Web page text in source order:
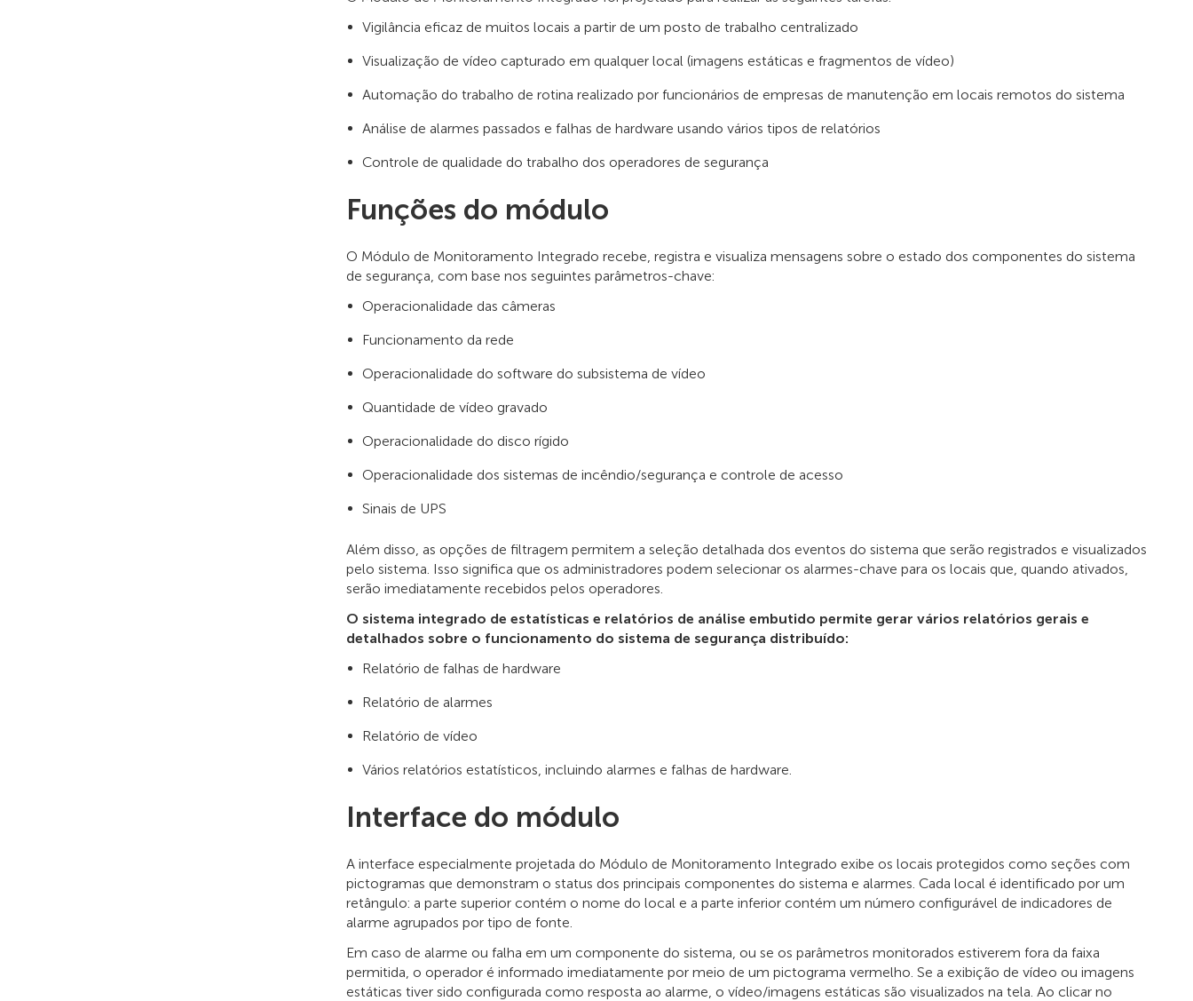
Vigilância eficaz de muitos locais a partir de um posto de trabalho centralizado
Visualização de vídeo capturado em qualquer local (imagens estáticas e fragmentos de vídeo)
Automação do trabalho de rotina realizado por funcionários de empresas de manutenção em locais remotos do sistema
Análise de alarmes passados e falhas de hardware usando vários tipos de relatórios
Controle de qualidade do trabalho dos operadores de segurança
Funções do módulo
O Módulo de Monitoramento Integrado recebe, registra e visualiza mensagens sobre o estado dos componentes do sistema
de segurança, com base nos seguintes parâmetros-chave:
Operacionalidade das câmeras
Funcionamento da rede
Operacionalidade do software do subsistema de vídeo
Quantidade de vídeo gravado
Operacionalidade do disco rígido
Operacionalidade dos sistemas de incêndio/segurança e controle de acesso
Sinais de UPS
Além disso, as opções de filtragem permitem a seleção detalhada dos eventos do sistema que serão registrados e visualizados
pelo sistema. Isso significa que os administradores podem selecionar os alarmes-chave para os locais que, quando ativados,
serão imediatamente recebidos pelos operadores.
O sistema integrado de estatísticas e relatórios de análise embutido permite gerar vários relatórios gerais e
detalhados sobre o funcionamento do sistema de segurança distribuído:
Relatório de falhas de hardware
Relatório de alarmes
Relatório de vídeo
Vários relatórios estatísticos, incluindo alarmes e falhas de hardware.
Interface do módulo
A interface especialmente projetada do Módulo de Monitoramento Integrado exibe os locais protegidos como seções com
pictogramas que demonstram o status dos principais componentes do sistema e alarmes. Cada local é identificado por um
retângulo: a parte superior contém o nome do local e a parte inferior contém um número configurável de indicadores de
alarme agrupados por tipo de fonte.
Em caso de alarme ou falha em um componente do sistema, ou se os parâmetros monitorados estiverem fora da faixa
permitida, o operador é informado imediatamente por meio de um pictograma vermelho. Se a exibição de vídeo ou imagens
estáticas tiver sido configurada como resposta ao alarme, o vídeo/imagens estáticas são visualizados na tela. Ao clicar no